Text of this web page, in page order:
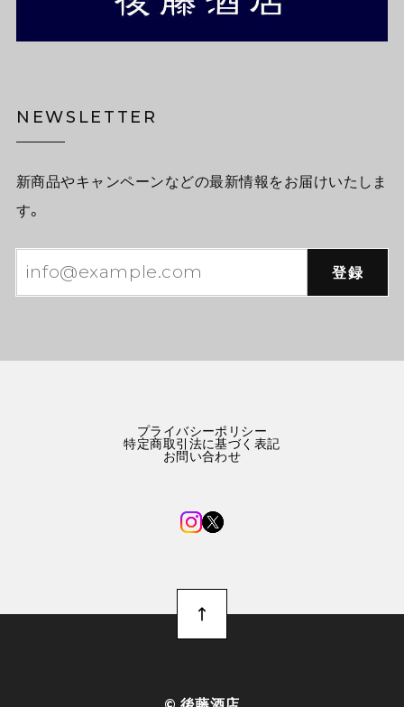
NEWSLETTER
新商品やキャンペーンなどの最新情報をお届けいたしま
す。
登録
プライバシーポリシー
特定商取引法に基づく表記
お問い合わせ